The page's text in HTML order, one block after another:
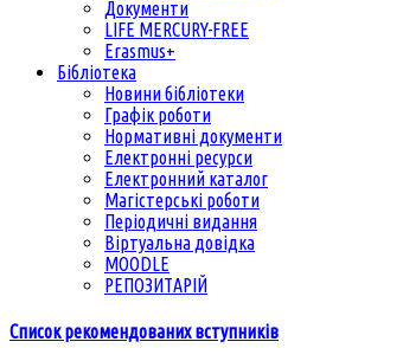
Документи
LIFE MERCURY-FREE
Erasmus+
Бібліотека
Новини бібліотеки
Графік роботи
Нормативні документи
Електронні ресурси
Електронний каталог
Магістерські роботи
Періодичні видання
Віртуальна довідка
MOODLE
РЕПОЗИТАРІЙ
Список рекомендованих вступників